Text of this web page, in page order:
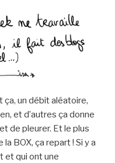
ça, un débit aléatoire,
et d’autres ça donne
de pleurer. Et le plus
BOX, ça repart ! Si y a
et qui ont une